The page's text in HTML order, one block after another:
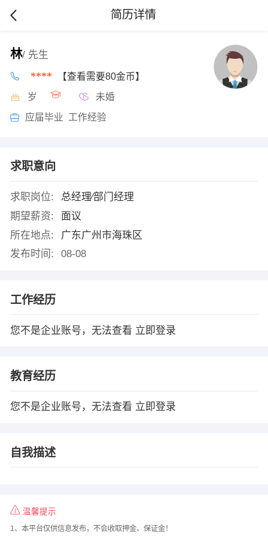
简历详情
林/ 先生
**** 【查看需要80金币】
岁 未婚
应届毕业 工作经验
求职意向
求职岗位:
总经理∕部门经理
期望薪资:
面议
所在地点:
广东广州市海珠区
发布时间:
08-08
工作经历
您不是企业账号，无法查看 立即登录
教育经历
您不是企业账号，无法查看 立即登录
自我描述
温馨提示
1、本平台仅供信息发布，不会收取押金、保证金！